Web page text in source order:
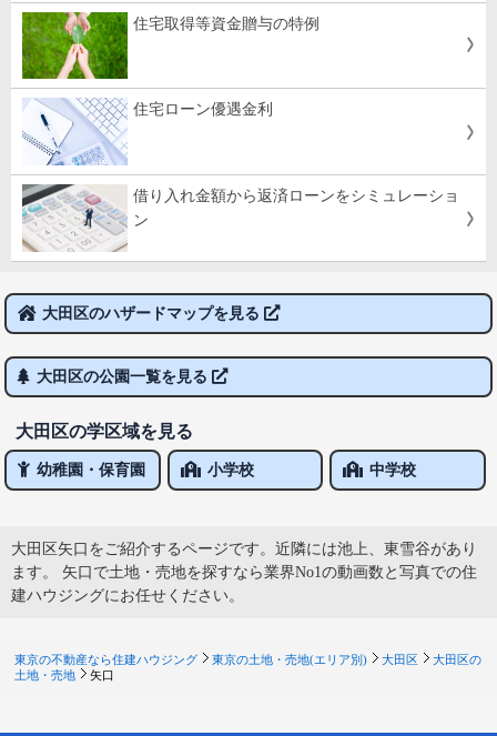
住宅取得等資金贈与の特例
住宅ローン優遇金利
借り入れ金額から返済ローンをシミュレーショ
ン
大田区のハザードマップを見る
大田区の公園一覧を見る
大田区の学区域を見る
幼稚園・保育園 小学校 中学校
大田区矢口をご紹介するページです。近隣には池上、東雪谷があり
ます。 矢口で土地・売地を探すなら業界No1の動画数と写真での住
建ハウジングにお任せください。
東京の不動産なら住建ハウジング 東京の土地・売地(エリア別) 大田区
大田区の
土地・売地
矢口